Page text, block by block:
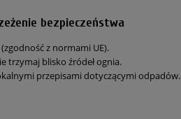
bezpieczeństwa
z normami UE).
trzymaj blisko źródeł ognia.
przepisami dotyczącymi odpadów.